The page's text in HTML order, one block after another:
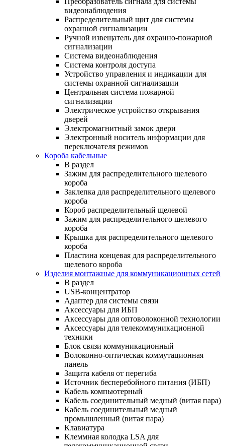
видеонаблюдения
Распределительный щит для системы
охранной сигнализации
Ручной извещатель для охранно-пожарной
сигнализации
Система видеонаблюдения
Система контроля доступа
Устройство управления и индикации для
системы охранной сигнализации
Центральная система пожарной
сигнализации
Электрическое устройство открывания
дверей
Электромагнитный замок двери
Электронный носитель информации для
переключателя режимов
Короба кабельные
В раздел
Зажим для распределительного щелевого
короба
Заклепка для распределительного щелевого
короба
Короб распределительный щелевой
Зажим для распределительного щелевого
короба
Крышка для распределительного щелевого
короба
Пластина концевая для распределительного
щелевого короба
Изделия монтажные для коммуникационных сетей
В раздел
USB-концентратор
Адаптер для системы связи
Аксессуары для ИБП
Аксессуары для оптоволоконной технологии
Аксессуары для телекоммуникационной
техники
Блок связи коммуникационный
Волоконно-оптическая коммутационная
панель
Защита кабеля от перегиба
Источник бесперебойного питания (ИБП)
Кабель компьютерный
Кабель соединительный медный (витая пара)
Кабель соединительный медный
промышленный (витая пара)
Клавиатура
Клеммная колодка LSA для